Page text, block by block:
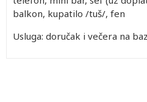
balkon, kupatilo /tuš/, fen
Usluga: doručak i večera na